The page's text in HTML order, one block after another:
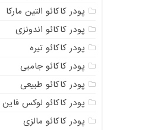
پودر کاکائو التین مارکا
پودر کاکائو اندونزی
پودر کاکائو تیره
پودر کاکائو جامبی
پودر کاکائو طبیعی
پودر کاکائو لوکس فاین
پودر کاکائو مالزی